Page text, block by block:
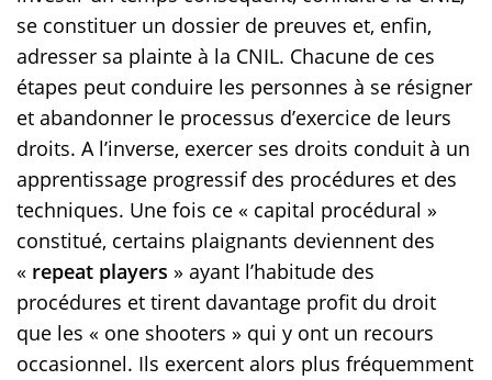
se constituer un dossier de preuves et, enfin,
adresser sa plainte à la CNIL. Chacune de ces
étapes peut conduire les personnes à se résigner
et abandonner le processus d’exercice de leurs
droits. A l’inverse, exercer ses droits conduit à un
apprentissage progressif des procédures et des
techniques. Une fois ce « capital procédural »
constitué, certains plaignants deviennent des
« repeat players » ayant l’habitude des
procédures et tirent davantage profit du droit
que les « one shooters » qui y ont un recours
occasionnel. Ils exercent alors plus fréquemment